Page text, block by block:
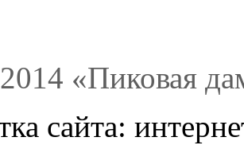
«Пиковая
сайта: